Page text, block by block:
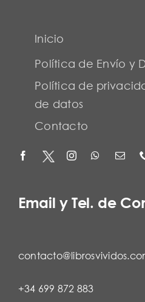
Inicio
Política de Envío y
Política de
de datos
Contacto
Email y Tel. de
+34 699 872 883